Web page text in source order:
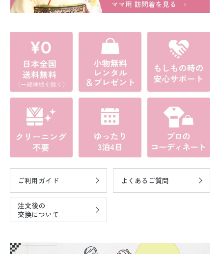
ご利用ガイド よくあるご質問
注文後の
交換について